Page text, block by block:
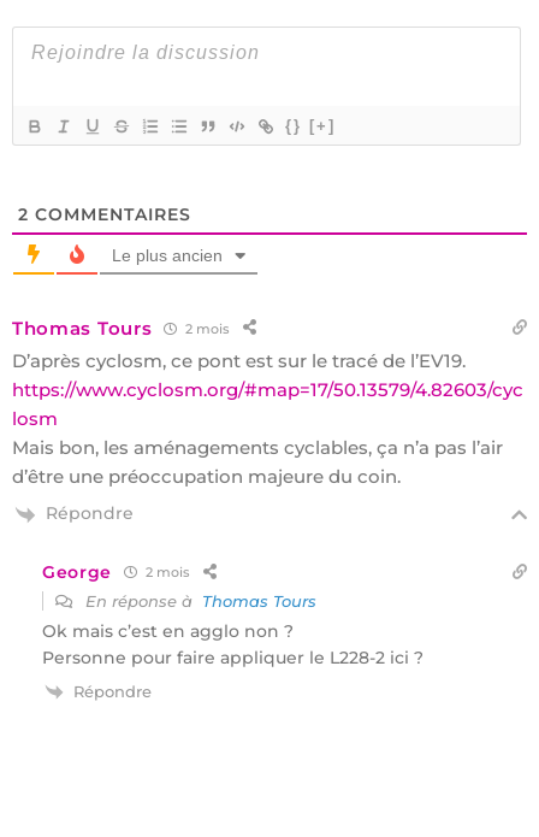
{} [+]
2 COMMENTAIRES
Le plus ancien
Thomas Tours 2 mois
D’après cyclosm, ce pont est sur le tracé de l’EV19.
https://www.cyclosm.org/#map=17/50.13579/4.82603/cyc
losm
Mais bon, les aménagements cyclables, ça n’a pas l’air
d’être une préoccupation majeure du coin.
Répondre
George 2 mois
En réponse à Thomas Tours
Ok mais c’est en agglo non ?
Personne pour faire appliquer le L228-2 ici ?
Répondre